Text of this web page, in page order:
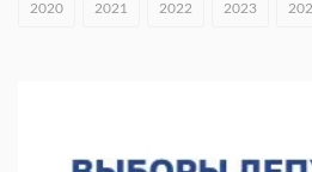
07.08.2026 13:48
выросла на 28%
2020 2021 2022 2023